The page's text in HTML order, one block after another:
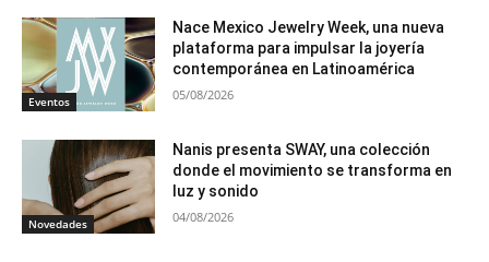
Eventos
Nace Mexico Jewelry Week, una nueva
plataforma para impulsar la joyería
contemporánea en Latinoamérica
05/08/2026
Novedades
Nanis presenta SWAY, una colección
donde el movimiento se transforma en
luz y sonido
04/08/2026